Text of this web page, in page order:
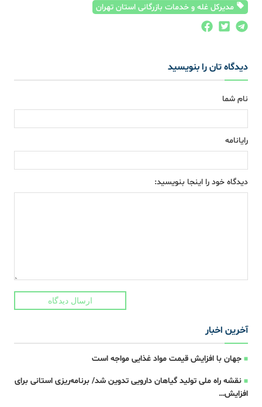
مدیرکل غله و خدمات بازرگانی استان تهران
دیدگاه تان را بنویسید
نام شما
رایانامه
دیدگاه خود را اینجا بنویسید:
ارسال دیدگاه
آخرین اخبار
جهان با افزایش قیمت مواد غذایی مواجه است
نقشه راه ملی تولید گیاهان دارویی تدوین شد/ برنامه‌ریزی استانی برای
افزایش…